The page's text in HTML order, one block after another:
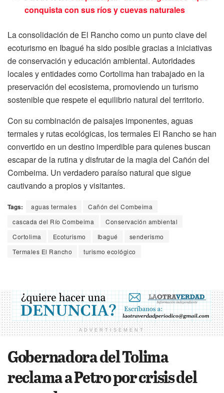
conquista con sus ríos y cuevas naturales
La consolidación de El Rancho como un punto clave del
ecoturismo en Ibagué ha sido posible gracias a iniciativas
de conservación y educación ambiental. Autoridades
locales y entidades como Cortolima han trabajado en la
preservación del ecosistema, promoviendo un turismo
sostenible que respete el equilibrio natural del territorio.
Con su combinación de paisajes imponentes, aguas
termales y rutas ecológicas, los termales El Rancho se han
convertido en un destino imperdible para quienes buscan
escapar de la rutina y disfrutar de la magia del Cañón del
Combeima. Un verdadero paraíso natural que sigue
cautivando a propios y visitantes.
Tags: aguas termales
Cañón del Combeima
cascada del Río Combeima
Conservación ambiental
Cortolima
Ecoturismo Ibagué
senderismo
Termales El Rancho
turismo ecológico
ADVERTISEMENT
Gobernadora del Tolima
reclama a Petro por crisis del